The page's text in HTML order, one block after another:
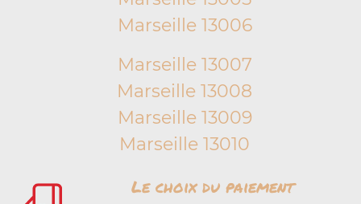
Marseille 13006
Marseille 13007
Marseille 13008
Marseille 13009
Marseille 13010
Le choix du paiement